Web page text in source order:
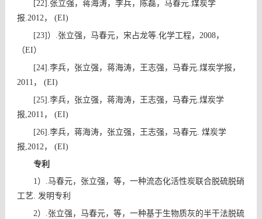
[22] 张立强，蒋海涛，李兵，陈磊，马春元. 煤炭学
报 .2012 ，
(EI)
[23] ） 张立强，马春元，宋占龙等. 化学工程， 2008，
（EI）
[24] 李兵，张立强，蒋海涛，王志强，马春元. 煤炭学报，
2011 ，
(EI)
[25] 李兵，张立强，蒋海涛，王志强，马春元. 煤炭学
报 ,2011 ，
(EI)
[26] 李兵，蒋海涛，张立强，王志强，马春元. 煤炭学
报 ,2012 ， (EI)
专利
1 ）
马春元，张立强，等，一种流态化活性炭联合脱硫脱硝
工艺
发明专利
2）
张立强，马春元，等，一种基于生物质灰的半干法脱硫